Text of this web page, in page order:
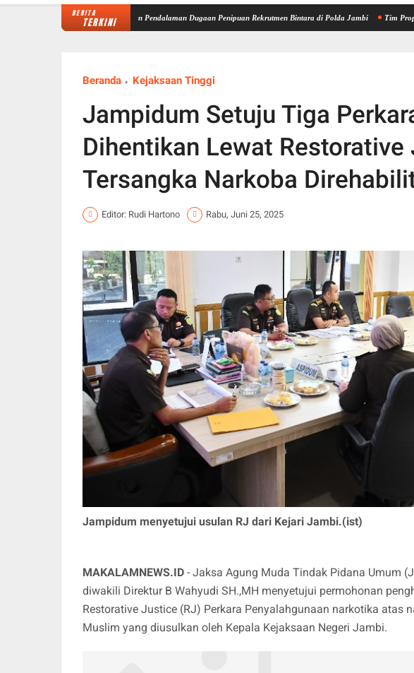
BERITA
TERKINI
Mabes Polri Lakukan Pendalaman Dugaan Penipuan Rekrutmen Bintara di Polda Jambi Tim Propam Mabes
Beranda Kejaksaan Tinggi
Jampidum Setuju Tiga
Dihentikan Lewat Restorative
Tersangka Narkoba
Editor: Rudi Hartono Rabu, Juni 25, 2025
Jampidum menyetujui usulan RJ dari Kejari Jambi.(ist)
MAKALAMNEWS.ID - Jaksa Agung Muda Tindak Pidana Umum
diwakili Direktur B Wahyudi SH.,MH menyetujui permohonan
Restorative Justice (RJ) Perkara Penyalahgunaan narkotika atas
Muslim yang diusulkan oleh Kepala Kejaksaan Negeri Jambi.